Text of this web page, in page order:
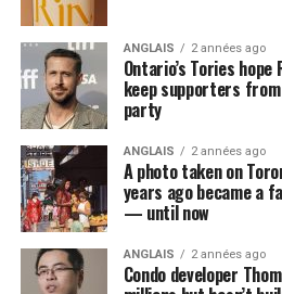
ANGLAIS 2 années ago
Ontario’s Tories hope
keep supporters
party
ANGLAIS 2 années ago
A photo taken on
years ago became a
— until now
ANGLAIS 2 années ago
Condo developer